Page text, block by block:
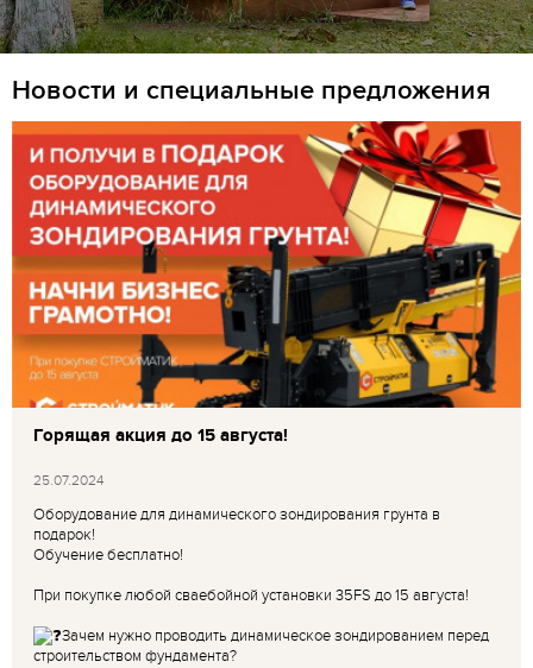
Новости и специальные предложения
Горящая акция до 15 августа!
25.07.2024
Оборудование для динамического зондирования грунта в
подарок!
Обучение бесплатно!
При покупке любой сваебойной установки 35FS до 15 августа!
Зачем нужно проводить динамическое зондированием перед
строительством фундамента?